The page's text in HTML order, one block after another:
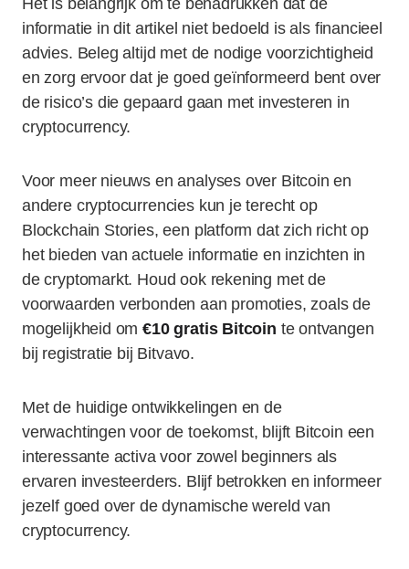
Het is belangrijk om te benadrukken dat de
informatie in dit artikel niet bedoeld is als financieel
advies. Beleg altijd met de nodige voorzichtigheid
en zorg ervoor dat je goed geïnformeerd bent over
de risico’s die gepaard gaan met investeren in
cryptocurrency.
Voor meer nieuws en analyses over Bitcoin en
andere cryptocurrencies kun je terecht op
Blockchain Stories, een platform dat zich richt op
het bieden van actuele informatie en inzichten in
de cryptomarkt. Houd ook rekening met de
voorwaarden verbonden aan promoties, zoals de
mogelijkheid om€10 gratis Bitcoin te ontvangen
bij registratie bij Bitvavo.
Met de huidige ontwikkelingen en de
verwachtingen voor de toekomst, blijft Bitcoin een
interessante activa voor zowel beginners als
ervaren investeerders. Blijf betrokken en informeer
jezelf goed over de dynamische wereld van
cryptocurrency.